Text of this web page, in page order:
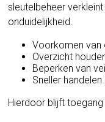
sleutelbeheer
onduidelijkheid.
Voorkomen van
Overzicht
Beperken van
Sneller
Hierdoor blijft